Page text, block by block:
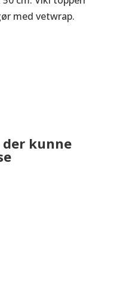
med vetwrap.
kunne